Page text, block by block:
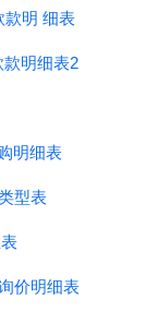
款明 细表
款明细表2
明细表
型表
价明细表